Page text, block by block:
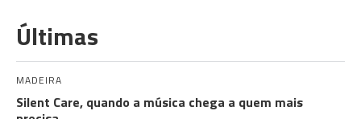
Últimas
MADEIRA
Silent Care, quando a música chega a quem mais